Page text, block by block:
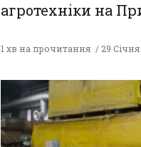
агротехніки на
1 хв на прочитання 29 Січня